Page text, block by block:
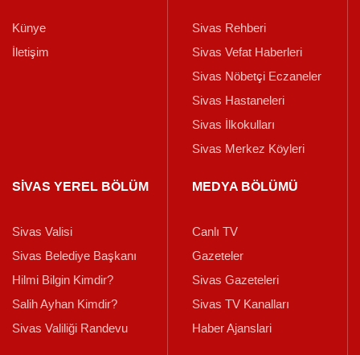
Künye
İletişim
Sivas Rehberi
Sivas Vefat Haberleri
Sivas Nöbetçi Eczaneler
Sivas Hastaneleri
Sivas İlkokulları
Sivas Merkez Köyleri
SİVAS YEREL BÖLÜM
Sivas Valisi
Sivas Belediye Başkanı
Hilmi Bilgin Kimdir?
Salih Ayhan Kimdir?
Sivas Valiliği Randevu
MEDYA BÖLÜMÜ
Canlı TV
Gazeteler
Sivas Gazeteleri
Sivas TV Kanalları
Haber Ajanslari